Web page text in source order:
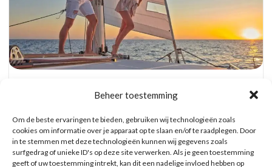
Beheer toestemming
Om de beste ervaringen te bieden, gebruiken wij technologieën zoals
cookies om informatie over je apparaat op te slaan en/of te raadplegen. Door
in te stemmen met deze technologieën kunnen wij gegevens zoals
surfgedrag of unieke ID's op deze site verwerken. Als je geen toestemming
geeft of uw toestemming intrekt, kan dit een nadelige invloed hebben op
Open Bar
WAT ZE OVER ONS ZEGGEN